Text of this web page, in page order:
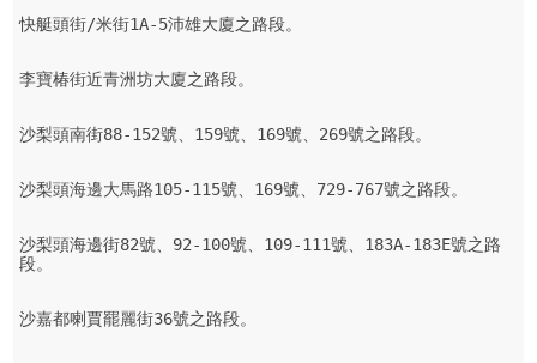
快艇頭街/米街1A-5沛雄大廈之路段。
李寶椿街近青洲坊大廈之路段。
沙梨頭南街88-152號、159號、169號、269號之路段。
沙梨頭海邊大馬路105-115號、169號、729-767號之路段。
沙梨頭海邊街82號、92-100號、109-111號、183A-183E號之路
段。
沙嘉都喇賈罷麗街36號之路段。